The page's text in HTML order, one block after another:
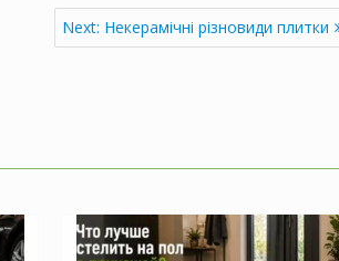
Next: Next
post:
Некерамічні різновиди плитки